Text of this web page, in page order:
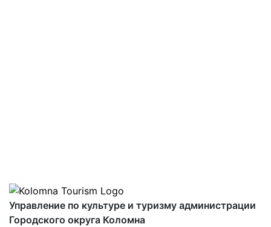
Управление по культуре и туризму администрации
Городского округа Коломна